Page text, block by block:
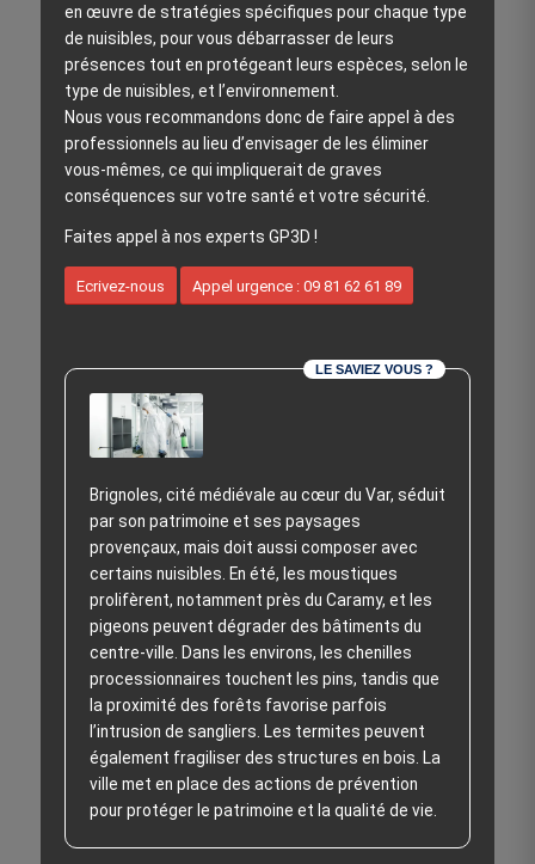
en œuvre de stratégies spécifiques pour chaque type
de nuisibles, pour vous débarrasser de leurs
présences tout en protégeant leurs espèces, selon le
type de nuisibles, et l’environnement.
Nous vous recommandons donc de faire appel à des
professionnels au lieu d’envisager de les éliminer
vous-mêmes, ce qui impliquerait de graves
conséquences sur votre santé et votre sécurité.
Faites appel à nos experts GP3D !
Ecrivez-nous Appel urgence : 09 81 62 61 89
LE SAVIEZ VOUS ?
Brignoles, cité médiévale au cœur du Var, séduit
par son patrimoine et ses paysages
provençaux, mais doit aussi composer avec
certains nuisibles. En été, les moustiques
prolifèrent, notamment près du Caramy, et les
pigeons peuvent dégrader des bâtiments du
centre-ville. Dans les environs, les chenilles
processionnaires touchent les pins, tandis que
la proximité des forêts favorise parfois
l’intrusion de sangliers. Les termites peuvent
également fragiliser des structures en bois. La
ville met en place des actions de prévention
pour protéger le patrimoine et la qualité de vie.